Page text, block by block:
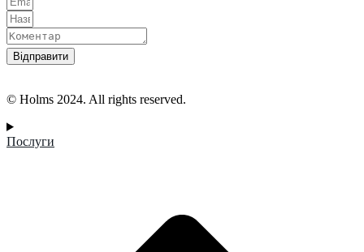
Відправити
© Holms 2024. All rights reserved.
Послуги